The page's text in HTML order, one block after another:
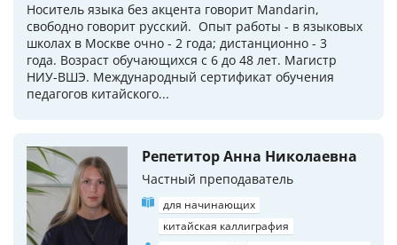
Носитель языка без акцента говорит Mandarin,
свободно говорит русский. Опыт работы - в языковых
школах в Москве очно - 2 года; дистанционно - 3
года. Возраст обучающихся с 6 до 48 лет. Магистр
НИУ-ВШЭ. Международный сертификат обучения
педагогов китайского...
Репетитор Анна Николаевна
Частный преподаватель
для начинающих
китайская каллиграфия